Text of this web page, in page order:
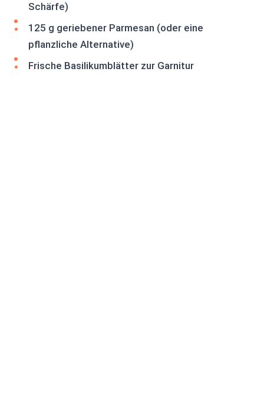
Schärfe)
125 g geriebener Parmesan (oder eine
pflanzliche Alternative)
Frische Basilikumblätter zur Garnitur